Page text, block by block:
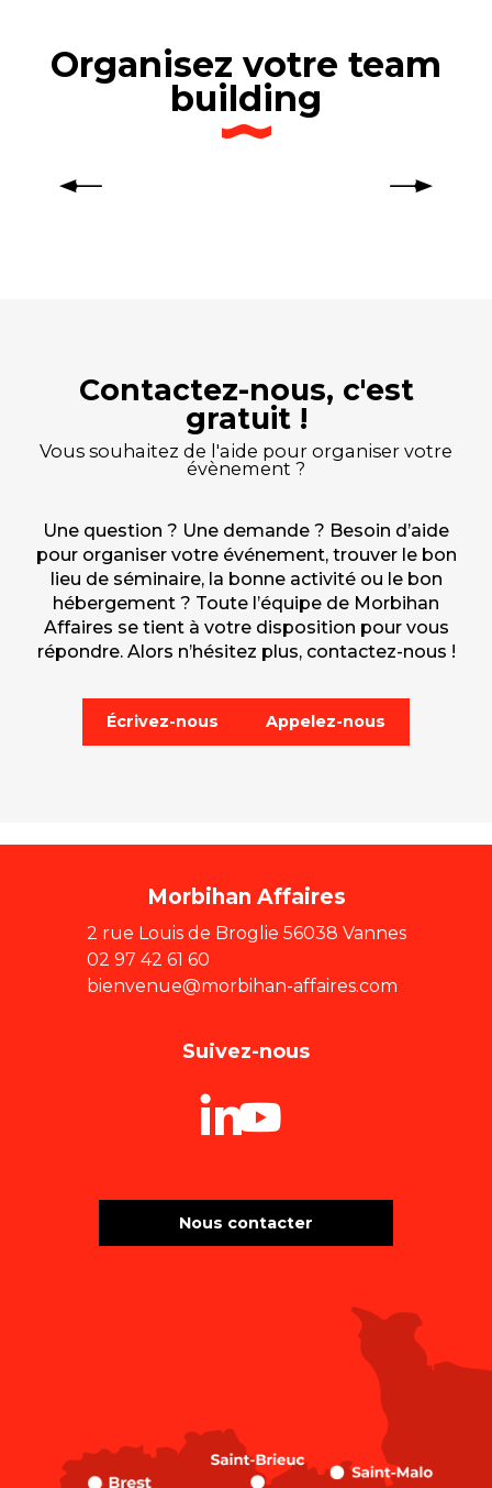
Organisez votre team
building
Évènement d’entreprise au Palais
Contactez-nous, c'est
gratuit !
Vous souhaitez de l'aide pour organiser votre
évènement ?
Une question ? Une demande ? Besoin d’aide
pour organiser votre événement, trouver le bon
lieu de séminaire, la bonne activité ou le bon
hébergement ? Toute l’équipe de Morbihan
Affaires se tient à votre disposition pour vous
répondre. Alors n’hésitez plus, contactez-nous !
Écrivez-nous Appelez-nous
Morbihan Affaires
2 rue Louis de Broglie 56038 Vannes
02 97 42 61 60
bienvenue@morbihan-affaires.com
Nous contacter
Suivez-nous